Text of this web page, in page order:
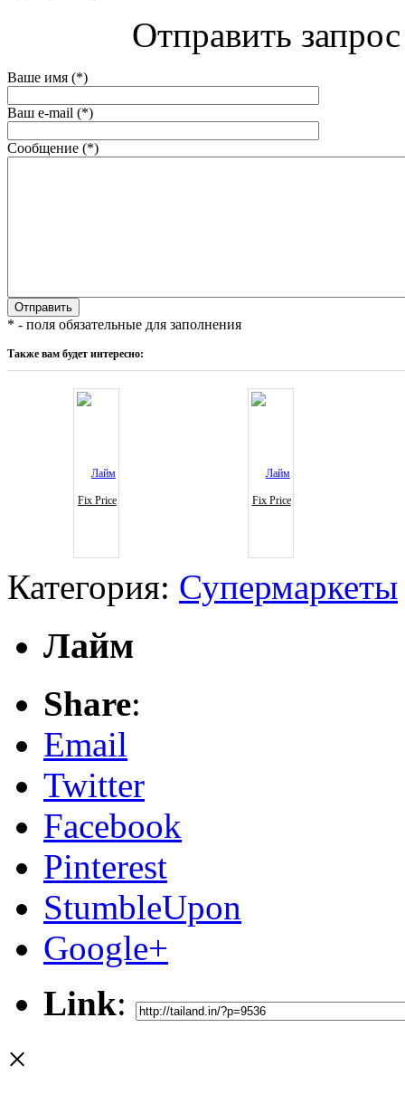
Отправить
Ваше имя (*)
Ваш e-mail (*)
Сообщение (*)
* - поля обязательные для заполнения
Также вам будет интересно:
Fix Price Fix Price
Категория: Супермаркеты
Лайм
Share:
Email
Twitter
Facebook
Pinterest
StumbleUpon
Google+
Link:
×